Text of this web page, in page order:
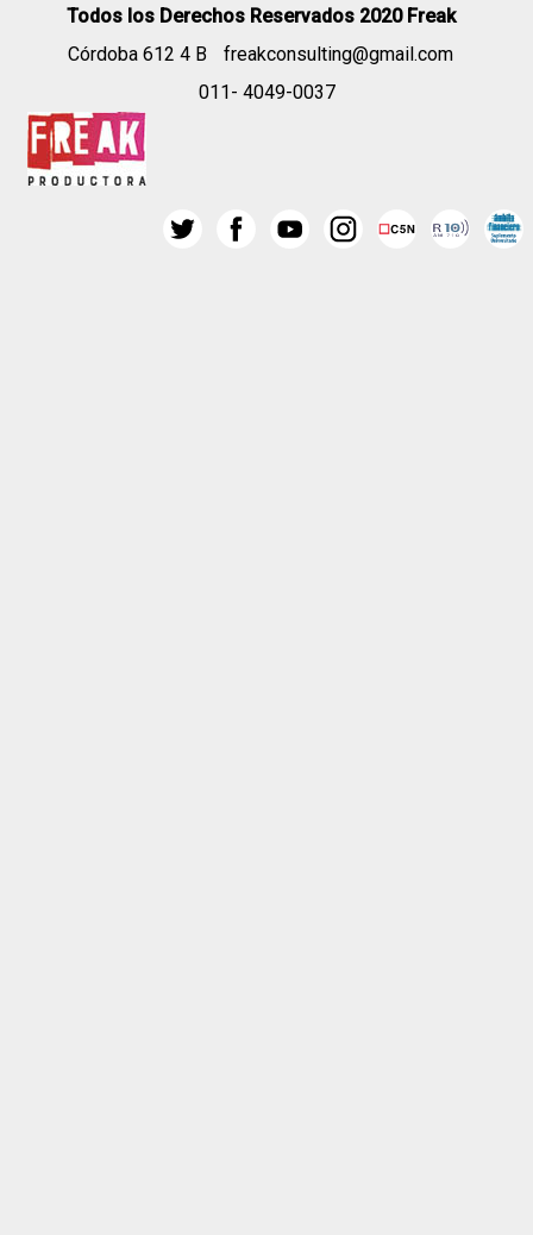
Todos los Derechos Reservados 2020 Freak
Córdoba 612 4 B
freakconsulting@gmail.com
011- 4049-0037